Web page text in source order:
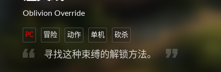
Oblivion Override
PC 冒险 动作 单机 砍杀
寻找这种束缚的解锁方法。